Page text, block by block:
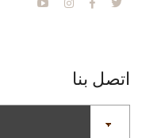
اتصل بنا